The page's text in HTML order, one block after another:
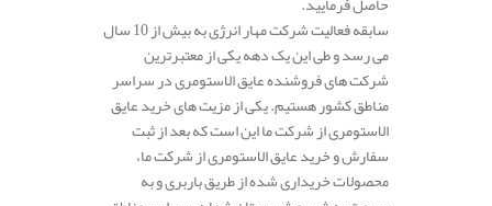
سابقه فعالیت شرکت مهار انرژی به بیش از 10 سال
می رسد و طی این یک دهه یکی از معتبرترین
شرکت های فروشنده عایق الاستومری در سراسر
مناطق کشور هستیم. یکی از مزیت های خرید عایق
الاستومری از شرکت ما این است که بعد از ثبت
سفارش و خرید عایق الاستومری از شرکت ما،
محصولات خریداری شده از طریق باربری و به